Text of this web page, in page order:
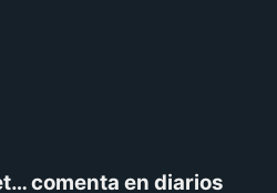
comenta en diarios